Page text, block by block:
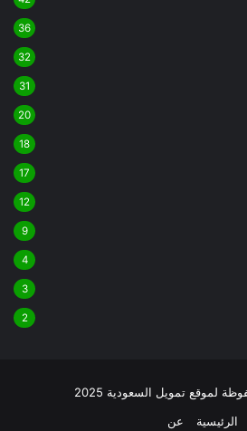
36
32
31
20
18
17
12
9
4
3
2
لموقع تمويل السعودية 2025
الرئيسية
عن